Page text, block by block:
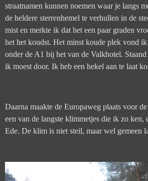
straatnamen kunnen noemen waar je langs
de heldere sterrenhemel te verhullen in de
mist en merkte ik dat het een paar graden
het het koudst. Het minst koude plek vond ik
onder de A1 bij het van de Valkhotel.
ik moest door. Ik heb een hekel aan te laat
Daarna maakte de Europaweg plaats voor
een van de langste klimmetjes die ik zo ken,
Ede. De klim is niet steil, maar wel gemeen